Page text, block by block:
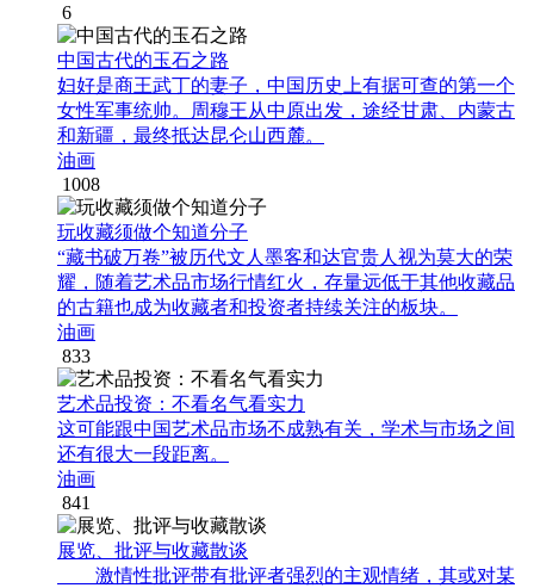
6
中国古代的玉石之路
妇好是商王武丁的妻子，中国历史上有据可查的第一个
女性军事统帅。周穆王从中原出发，途经甘肃、内蒙古
和新疆，最终抵达昆仑山西麓。
油画
1008
玩收藏须做个知道分子
“藏书破万卷”被历代文人墨客和达官贵人视为莫大的荣
耀，随着艺术品市场行情红火，存量远低于其他收藏品
的古籍也成为收藏者和投资者持续关注的板块。
油画
833
艺术品投资：不看名气看实力
这可能跟中国艺术品市场不成熟有关，学术与市场之间
还有很大一段距离。
油画
841
展览、批评与收藏散谈
激情性批评带有批评者强烈的主观情绪，其或对某